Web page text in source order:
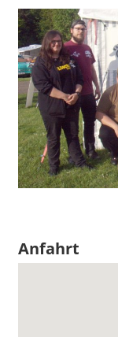
Anfahrt